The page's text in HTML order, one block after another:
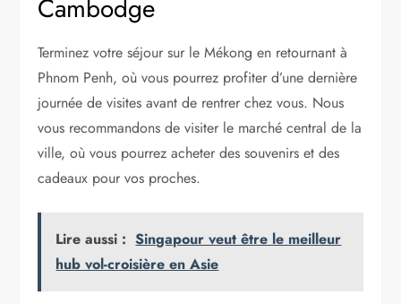
Cambodge
Terminez votre séjour sur le Mékong en retournant à
Phnom Penh, où vous pourrez profiter d’une dernière
journée de visites avant de rentrer chez vous. Nous
vous recommandons de visiter le marché central de la
ville, où vous pourrez acheter des souvenirs et des
cadeaux pour vos proches.
Lire aussi : Singapour veut être le meilleur
hub vol-croisière en Asie